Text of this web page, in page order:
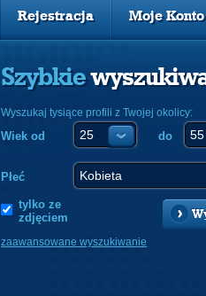
Rejestracja Moje Konto
Szybkie
Wyszukaj tysiące profili z Twojej okolicy:
Wiek od do
Płeć
tylko ze
zdjęciem
zaawansowane wyszukiwanie